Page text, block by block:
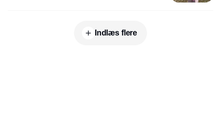
Indlæs flere